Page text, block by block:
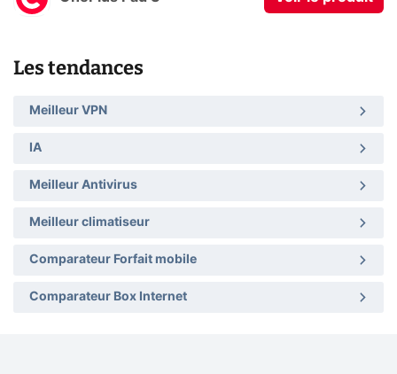
Les tendances
Meilleur VPN
IA
Meilleur Antivirus
Meilleur climatiseur
Comparateur Forfait mobile
Comparateur Box Internet